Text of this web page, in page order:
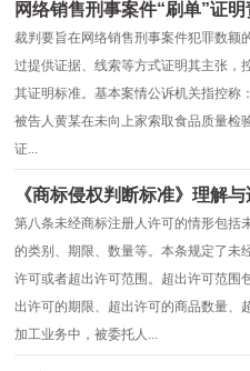
网络销售刑事案件“刷单”证
裁判要旨在网络销售刑事案件犯罪数额
过提供证据、线索等方式证明其主张，
其证明标准。基本案情公诉机关指控称
被告人黄某在未向上家索取食品质量检
证...
《商标侵权判断标准》理解与
第八条未经商标注册人许可的情形包括
的类别、期限、数量等。本条规定了未
许可或者超出许可范围。超出许可范围
出许可的期限、超出许可的商品数量、
加工业务中，被委托人...